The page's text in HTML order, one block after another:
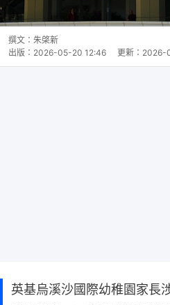
撰文： 朱棨新
出版： 2026-05-20 12:46 更新： 2026-
英基烏溪沙國際幼稚園家長